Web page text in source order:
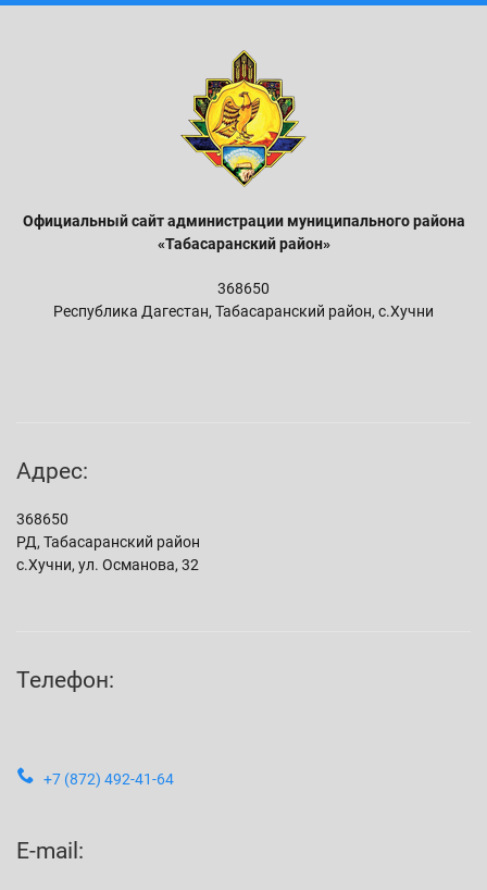
Официальный сайт администрации муниципального района
«Табасаранский район»
368650
Республика Дагестан, Табасаранский район, с.Хучни
Адрес:
368650
РД, Табасаранский район
с.Хучни, ул. Османова, 32
Телефон:
+7 (872) 492-41-64
E-mail: